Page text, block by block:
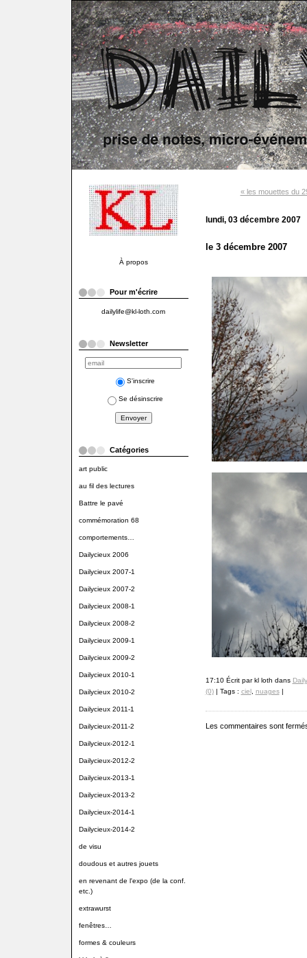
À propos
Pour m'écrire
dailylife@kl-loth.com
Newsletter
S'inscrire
Se désinscrire
Catégories
art public
au fil des lectures
Battre le pavé
commémoration 68
comportements…
Dailycieux 2006
Dailycieux 2007-1
Dailycieux 2007-2
Dailycieux 2008-1
Dailycieux 2008-2
Dailycieux 2009-1
Dailycieux 2009-2
Dailycieux 2010-1
Dailycieux 2010-2
Dailycieux 2011-1
Dailycieux-2011-2
Dailycieux-2012-1
Dailycieux-2012-2
Dailycieux-2013-1
Dailycieux-2013-2
Dailycieux-2014-1
Dailycieux-2014-2
de visu
doudous et autres jouets
en revenant de l'expo (de la conf.
etc.)
extrawurst
fenêtres…
formes & couleurs
« les mouettes du
lundi, 03 décembre 2007
le 3 décembre 2007
17:10 Écrit par kl loth dans
(0)| Tags : ciel, nuages|
Les commentaires sont